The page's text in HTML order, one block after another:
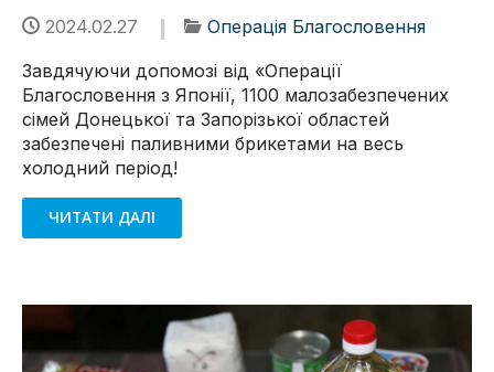
2024.02.27
Операція Благословення
Завдячуючи допомозі від «Операції
Благословення з Японії, 1100 малозабезпечених
сімей Донецької та Запорізької областей
забезпечені паливними брикетами на весь
холодний період!
ЧИТАТИ ДАЛІ